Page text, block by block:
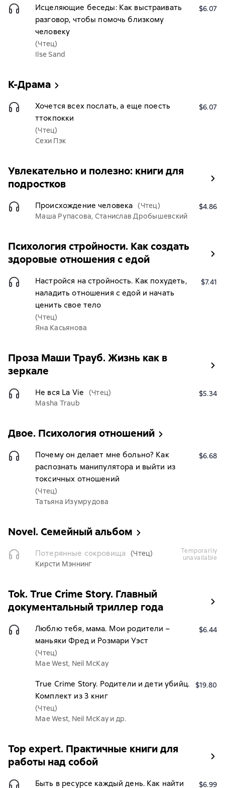
Исцеляющие беседы: Как выстраивать
разговор, чтобы помочь близкому
человеку
(Чтец)
Ilse Sand
$6.07
К-Драма
Хочется всех послать, а еще поесть
ттокпокки
(Чтец)
Сехи Пэк
$6.07
Увлекательно и полезно: книги для
подростков
Происхождение человека (Чтец)
Маша Рупасова, Станислав Дробышевский
$4.86
Психология стройности. Как создать
здоровые отношения с едой
Настройся на стройность. Как похудеть,
наладить отношения с едой и начать
ценить свое тело
(Чтец)
Яна Касьянова
$7.41
Проза Маши Трауб. Жизнь как в
зеркале
Не вся La Vie
(Чтец)
Masha Traub
$5.34
Двое. Психология отношений
Почему он делает мне больно? Как
распознать манипулятора и выйти из
токсичных отношений
(Чтец)
Татьяна Изумрудова
$6.68
Novel. Семейный альбом
Потерянные сокровища
(Чтец)
Кирсти Мэннинг
temporarily
unavailable
Tok. True Crime Story. Главный
документальный триллер года
Люблю тебя, мама. Мои родители –
маньяки Фред и Розмари Уэст
(Чтец)
Mae West, Neil McKay
$6.44
True Crime Story. Родители и дети убийц.
Комплект из 3 книг
(Чтец)
Mae West, Neil McKay и др.
$19.80
Top expert. Практичные книги для
работы над собой
Быть в ресурсе каждый день. Как найти $6.99